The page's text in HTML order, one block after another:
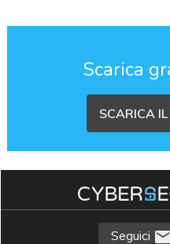
Scarica
SCARICA
Seguici